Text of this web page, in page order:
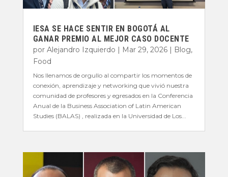
IESA SE HACE SENTIR EN BOGOTÁ AL
GANAR PREMIO AL MEJOR CASO DOCENTE
por Alejandro Izquierdo | Mar 29, 2026| Blog,
Food
Nos llenamos de orgullo al compartir los momentos de
conexión, aprendizaje y networking que vivió nuestra
comunidad de profesores y egresados en la Conferencia
Anual de la Business Association of Latin American
Studies (BALAS) , realizada en la Universidad de Los...